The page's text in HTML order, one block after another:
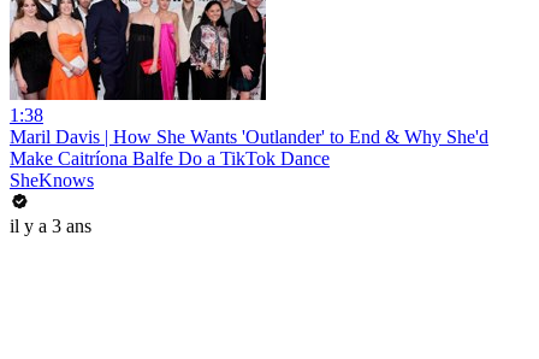
1:38
Maril Davis | How She Wants 'Outlander' to End & Why She'd
Make Caitríona Balfe Do a TikTok Dance
SheKnows
il y a 3 ans